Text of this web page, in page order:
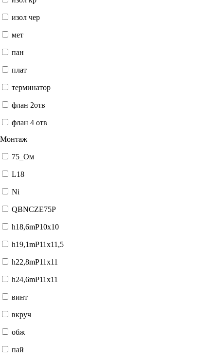
изол чер
мет
пан
плат
терминатор
флан 2отв
флан 4 отв
Монтаж
75_Ом
L18
Ni
QBNCZE75P
h18,6mP10x10
h19,1mP11x11,5
h22,8mP11x11
h24,6mP11x11
винт
вкруч
обж
пай